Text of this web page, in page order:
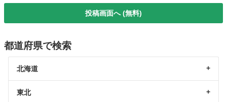
投稿画面へ (無料)
都道府県で検索
北海道
東北